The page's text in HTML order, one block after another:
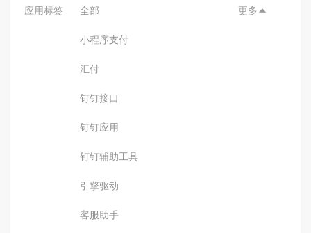
应用标签 全部
小程序支付
汇付
钉钉接口
钉钉应用
钉钉辅助工具
引擎驱动
客服助手
更多 